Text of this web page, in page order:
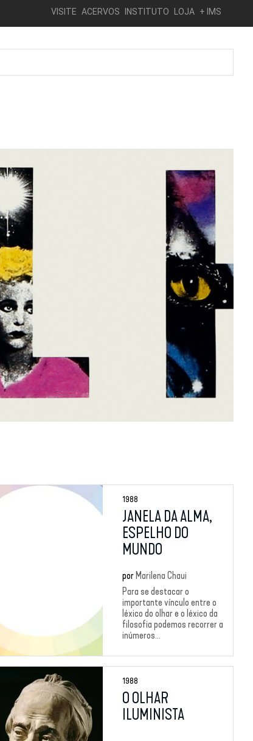
VISITE ACERVOS INSTITUTO LOJA + IMS
1988
JANELA DA ALMA,
ESPELHO DO
MUNDO
por Marilena Chaui
Para se destacar o
importante vínculo entre o
léxico do olhar e o léxico da
filosofia podemos recorrer a
inúmeros...
1988
O OLHAR
ILUMINISTA